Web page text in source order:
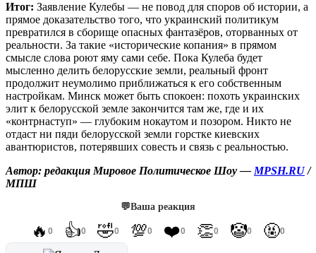
Итог: Заявление Кулебы — не повод для споров об истории, а
прямое доказательство того, что украинский политикум
превратился в сборище опасных фантазёров, оторванных от
реальности. За такие «исторические копания» в прямом
смысле слова роют яму сами себе. Пока Кулеба будет
мысленно делить белорусские земли, реальный фронт
продолжит неумолимо приближаться к его собственным
настройкам. Минск может быть спокоен: похоть украинских
элит к белорусской земле закончится там же, где и их
«контрнаступ» — глубоким нокаутом и позором. Никто не
отдаст ни пяди белорусской земли горстке киевских
авантюристов, потерявших совесть и связь с реальностью.
Автор: редакция Мировое Политическое Шоу — MPSH.RU/
МПШ
💬Ваша реакция
🔥 0 👍0 🤣0 💯0 ❤️0 👏0 🤡0 🤬0